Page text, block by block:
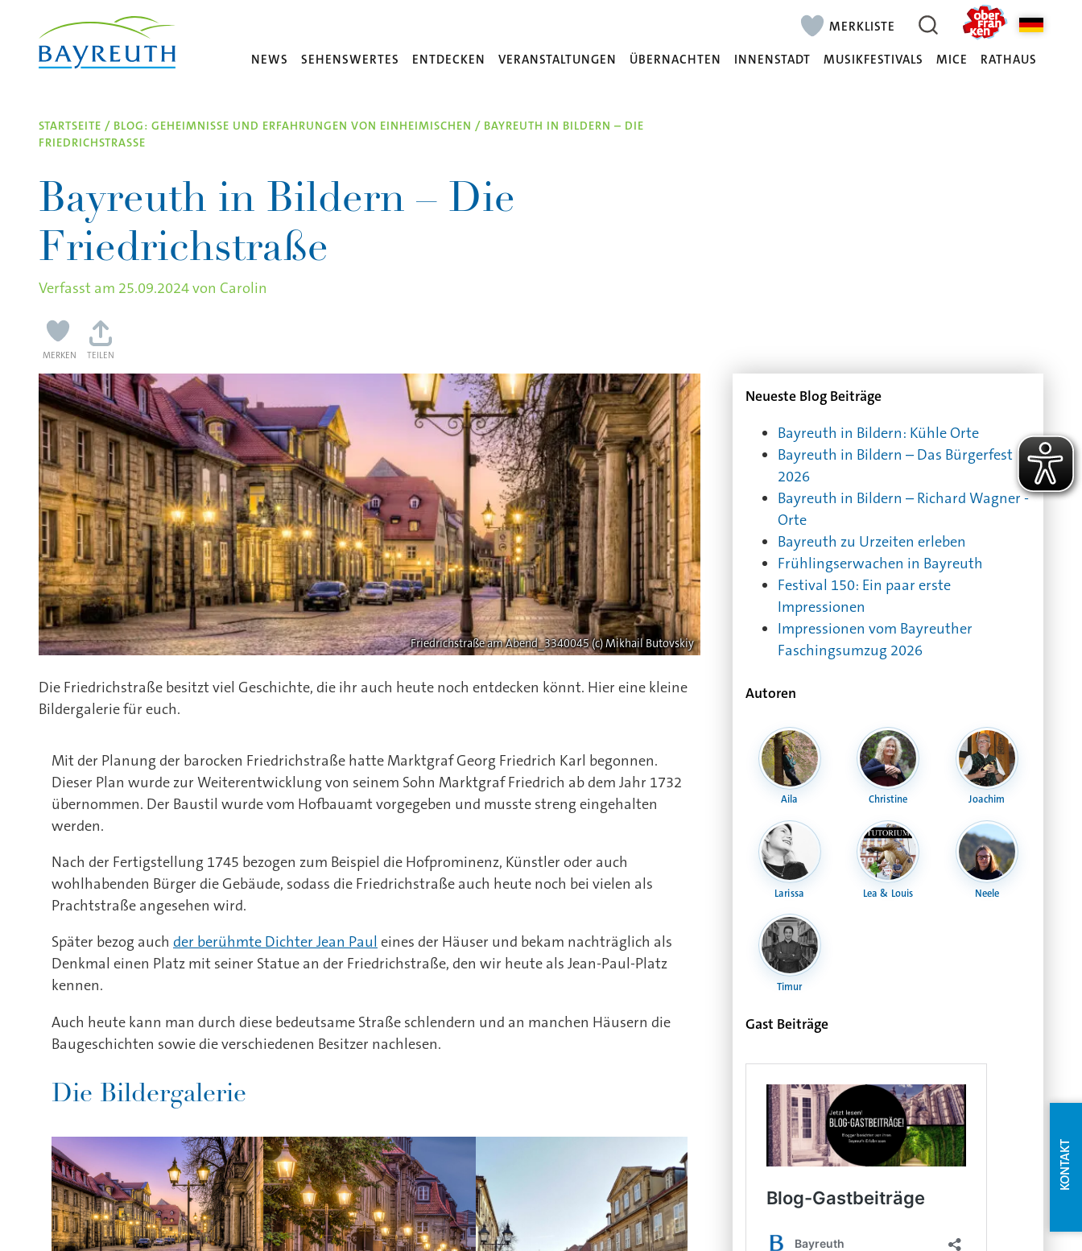
MERKLISTE
NEWS SEHENSWERTES ENTDECKEN VERANSTALTUNGEN ÜBERNACHTEN INNENSTADT MUSIKFESTIVALS MICE RATHAUS
STARTSEITE / BLOG: GEHEIMNISSE UND ERFAHRUNGEN VON EINHEIMISCHEN / BAYREUTH IN BILDERN – DIE
FRIEDRICHSTRASSE
Bayreuth in Bildern – Die
Friedrichstraße
Verfasst am 25.09.2024von Carolin
MERKEN TEILEN
Friedrichstraße am Abend_3340045 (c) Mikhail Butovskiy
Die Friedrichstraße besitzt viel Geschichte, die ihr auch heute noch entdecken könnt. Hier eine kleine
Bildergalerie für euch.
Mit der Planung der barocken Friedrichstraße hatte Marktgraf Georg Friedrich Karl begonnen.
Dieser Plan wurde zur Weiterentwicklung von seinem Sohn Marktgraf Friedrich ab dem Jahr 1732
übernommen. Der Baustil wurde vom Hofbauamt vorgegeben und musste streng eingehalten
werden.
Nach der Fertigstellung 1745 bezogen zum Beispiel die Hofprominenz, Künstler oder auch
wohlhabenden Bürger die Gebäude, sodass die Friedrichstraße auch heute noch bei vielen als
Prachtstraße angesehen wird.
Später bezog auch der berühmte Dichter Jean Paul eines der Häuser und bekam nachträglich als
Denkmal einen Platz mit seiner Statue an der Friedrichstraße, den wir heute als Jean-Paul-Platz
kennen.
Auch heute kann man durch diese bedeutsame Straße schlendern und an manchen Häusern die
Baugeschichten sowie die verschiedenen Besitzer nachlesen.
Die Bildergalerie
Neueste Blog Beiträge
Bayreuth in Bildern: Kühle Orte
Bayreuth in Bildern – Das Bürgerfest
2026
Bayreuth in Bildern – Richard Wagner -
Orte
Bayreuth zu Urzeiten erleben
Frühlingserwachen in Bayreuth
Festival 150: Ein paar erste
Impressionen
Impressionen vom Bayreuther
Faschingsumzug 2026
Autoren
Aila Christine Joachim
Larissa Lea & Louis Neele
Timur
Gast Beiträge
KONTAKT